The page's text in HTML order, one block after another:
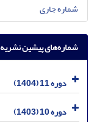
شماره جاری
شماره‌های پیشین نشریه
دوره 11 (1404)
دوره 10 (1403)